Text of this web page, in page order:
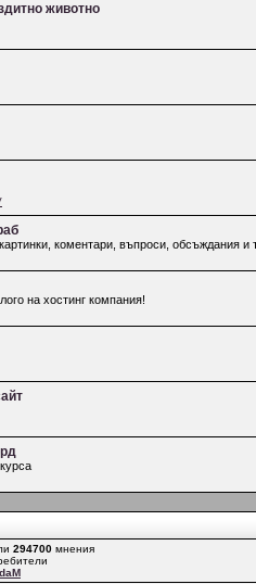
животно
коментари, въпроси, обсъждания и
на хостинг компания!
294700 мнения